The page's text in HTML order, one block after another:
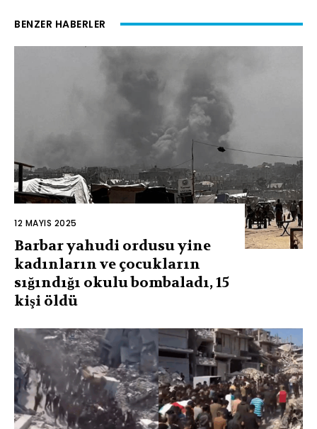
BENZER HABERLER
12 MAYIS 2025
Barbar yahudi ordusu yine
kadınların ve çocukların
sığındığı okulu bombaladı, 15
kişi öldü